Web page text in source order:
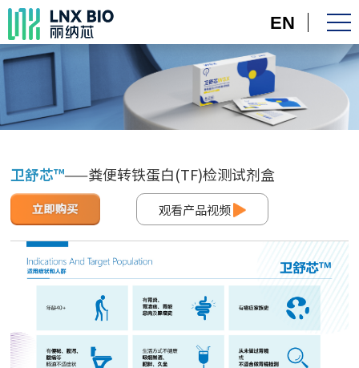
EN
卫舒芯™——粪便转铁蛋白(TF)检测试剂盒
观看产品视频